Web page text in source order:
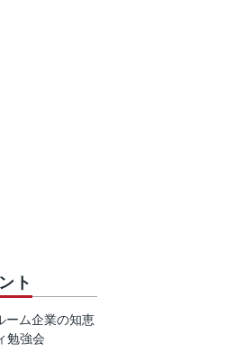
ト
ーム企業の知恵
勉強会